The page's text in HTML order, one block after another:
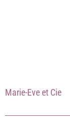
Marie-Eve et Cie